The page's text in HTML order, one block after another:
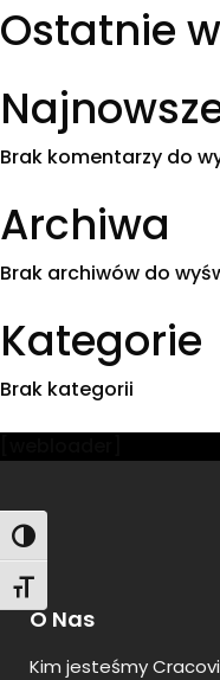
Toggle High Contrast
Toggle Font size
Ostatnie
Brak komentarzy do
Archiwa
Brak archiwów do
Kategorie
Brak kategorii
O Nas
Kim jesteśmy